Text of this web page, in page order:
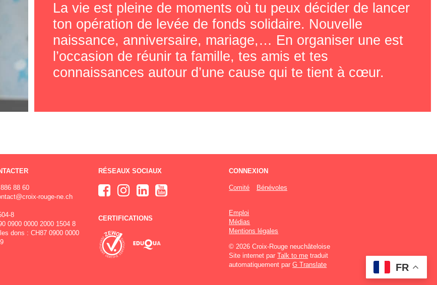
La vie est pleine de moments où tu peux décider de lancer
ton opération de levée de fonds solidaire. Nouvelle
naissance, anniversaire, mariage,… En organiser une est
l’occasion de réunir ta famille, tes amis et tes
connaissances autour d’une cause qui te tient à cœur.
88 60
rouge-ne.ch
8
0900 0000 2000 1504 8
les dons : CH87 0900 0000
RÉSEAUX SOCIAUX
CERTIFICATIONS
CONNEXION
Comité Bénévoles
Emploi
Médias
Mentions légales
© 2026 Croix-Rouge neuchâteloise
Site internet parTalk to me traduit
automatiquement parG Translate FR